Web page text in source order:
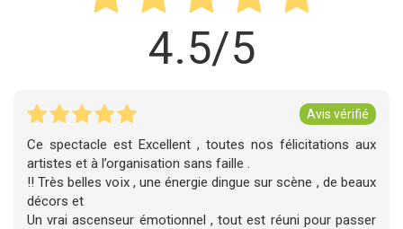
4.5/5
Avis vérifié
Ce spectacle est Excellent , toutes nos félicitations aux
artistes et à l’organisation sans faille .
!! Très belles voix , une énergie dingue sur scène , de beaux
décors et
Un vrai ascenseur émotionnel , tout est réuni pour passer